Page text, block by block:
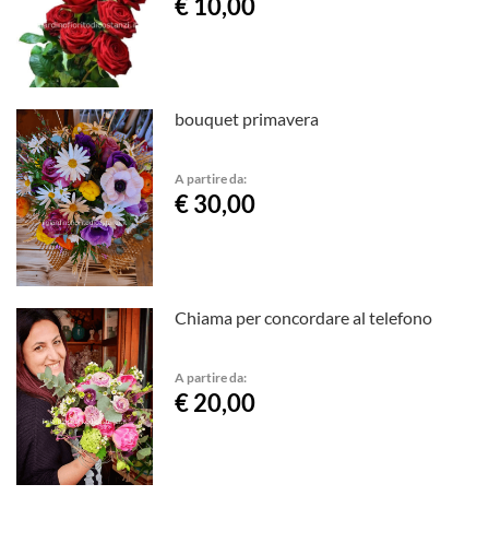
bouquet primavera
A partire da:
€ 30,00
Chiama per concordare al telefono
A partire da:
€ 20,00